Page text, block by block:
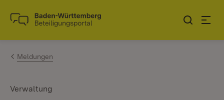
Zum Inhalt springen
Link zur Startseite
Meldungen
Verwaltung